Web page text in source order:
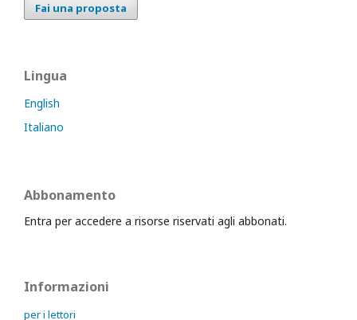
Fai una proposta
Lingua
English
Italiano
Abbonamento
Entra per accedere a risorse riservati agli abbonati.
Informazioni
per i lettori